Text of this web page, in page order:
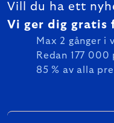
Vill du ha ett
Vi ger dig gratis
Max 2 gånger i
Redan 177
85 % av alla